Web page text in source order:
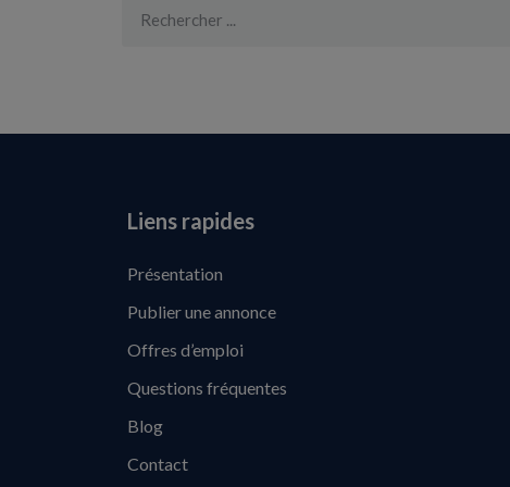
Liens rapides
Présentation
Publier une annonce
Offres d’emploi
Questions fréquentes
Blog
Contact